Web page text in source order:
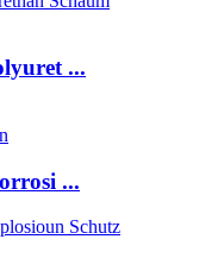
...
...